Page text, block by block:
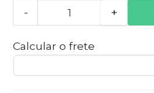
- +
Calcular o frete